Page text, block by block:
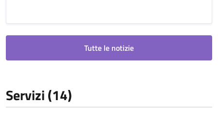
Tutte le notizie
Servizi (14)